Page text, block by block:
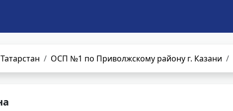
ОСП №1 по Приволжскому району г. Казани